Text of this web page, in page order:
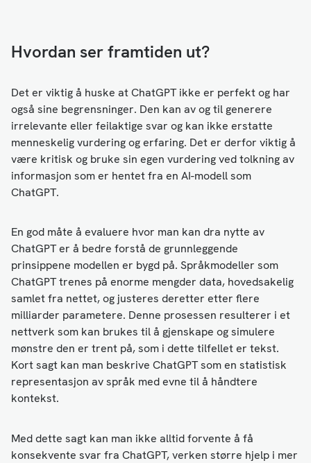
Hvordan ser framtiden ut?
Det er viktig å huske at ChatGPT ikke er perfekt og har
også sine begrensninger. Den kan av og til generere
irrelevante eller feilaktige svar og kan ikke erstatte
menneskelig vurdering og erfaring. Det er derfor viktig å
være kritisk og bruke sin egen vurdering ved tolkning av
informasjon som er hentet fra en AI-modell som
ChatGPT.
En god måte å evaluere hvor man kan dra nytte av
ChatGPT er å bedre forstå de grunnleggende
prinsippene modellen er bygd på. Språkmodeller som
ChatGPT trenes på enorme mengder data, hovedsakelig
samlet fra nettet, og justeres deretter etter flere
milliarder parametere. Denne prosessen resulterer i et
nettverk som kan brukes til å gjenskape og simulere
mønstre den er trent på, som i dette tilfellet er tekst.
Kort sagt kan man beskrive ChatGPT som en statistisk
representasjon av språk med evne til å håndtere
kontekst.
Med dette sagt kan man ikke alltid forvente å få
konsekvente svar fra ChatGPT, verken større hjelp i mer